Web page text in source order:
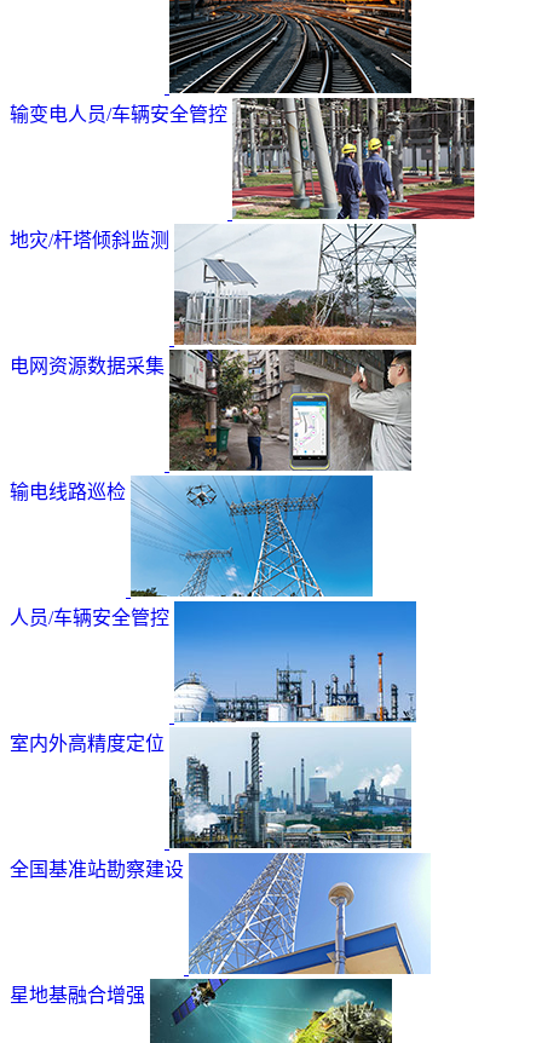
输变电人员/车辆安全管控
地灾/杆塔倾斜监测
电网资源数据采集
输电线路巡检
人员/车辆安全管控
室内外高精度定位
全国基准站勘察建设
星地基融合增强